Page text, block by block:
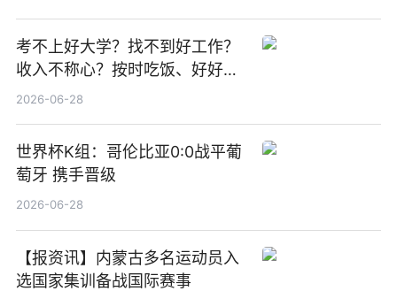
考不上好大学？找不到好工作？
收入不称心？按时吃饭、好好睡
觉
2026-06-28
世界杯K组：哥伦比亚0:0战平葡
萄牙 携手晋级
2026-06-28
【报资讯】内蒙古多名运动员入
选国家集训备战国际赛事